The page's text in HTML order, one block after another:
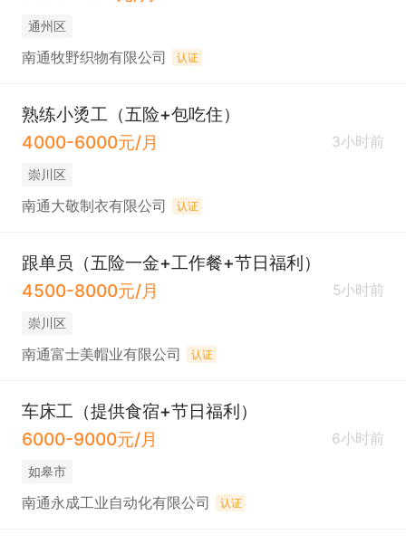
通州区
南通牧野织物有限公司 认证
熟练小烫工（五险+包吃住）
4000-6000元/月
3小时前
崇川区
南通大敬制衣有限公司 认证
跟单员（五险一金+工作餐+节日福利）
4500-8000元/月
5小时前
崇川区
南通富士美帽业有限公司 认证
车床工（提供食宿+节日福利）
6000-9000元/月
6小时前
如皋市
南通永成工业自动化有限公司 认证